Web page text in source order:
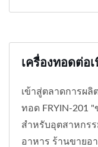
เครื่องทอดต่อ
เข้าสู่ตลาดการผลิ
ทอด FRYIN-201
สำหรับอุตสาหกร
อาหาร ร้านขายอ